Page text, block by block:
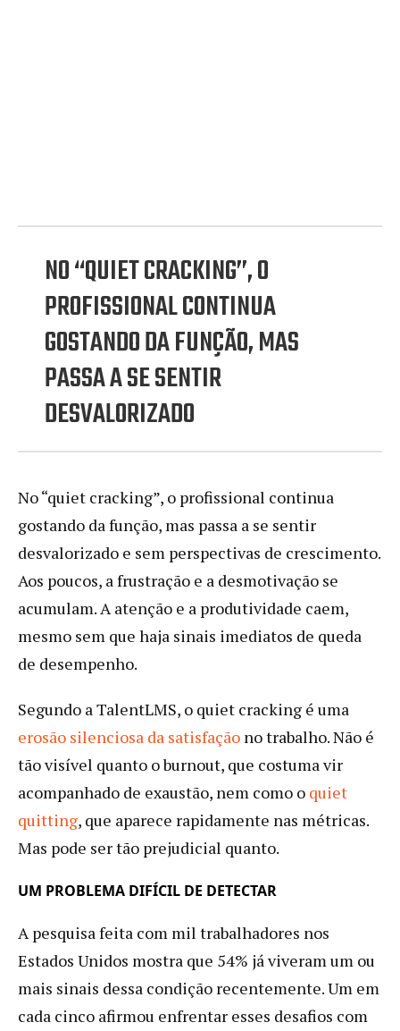
NO “QUIET CRACKING”, O
PROFISSIONAL CONTINUA
GOSTANDO DA FUNÇÃO, MAS
PASSA A SE SENTIR
DESVALORIZADO
No “quiet cracking”, o profissional continua
gostando da função, mas passa a se sentir
desvalorizado e sem perspectivas de crescimento.
Aos poucos, a frustração e a desmotivação se
acumulam. A atenção e a produtividade caem,
mesmo sem que haja sinais imediatos de queda
de desempenho.
Segundo a TalentLMS, o quiet cracking é uma
erosão silenciosa da satisfação no trabalho. Não é
tão visível quanto o burnout, que costuma vir
acompanhado de exaustão, nem como o quiet
quitting, que aparece rapidamente nas métricas.
Mas pode ser tão prejudicial quanto.
UM PROBLEMA DIFÍCIL DE DETECTAR
A pesquisa feita com mil trabalhadores nos
Estados Unidos mostra que 54% já viveram um ou
mais sinais dessa condição recentemente. Um em
cada cinco afirmou enfrentar esses desafios com